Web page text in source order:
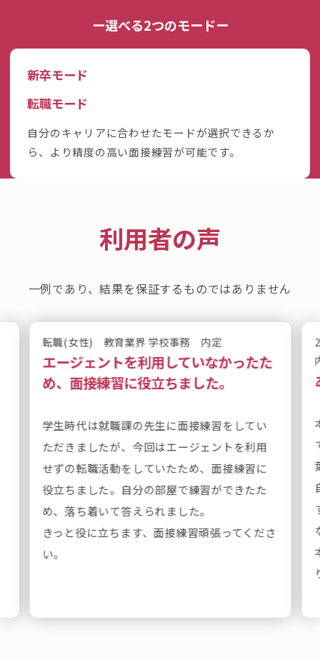
ー選べる2つのモードー
新卒モード
転職モード
自分のキャリアに合わせたモードが選択できるか
ら、より精度の高い面接練習が可能です。
利用者の声
一例であり、結果を保証するものではありません
転職(女性) 教育業界 学校事務 内定
エージェントを利用していなかったた
め、面接練習に役立ちました。
学生時代は就職課の先生に面接練習をしてい
ただきましたが、今回はエージェントを利用
せずの転職活動をしていたため、面接練習に
役立ちました。自分の部屋で練習ができたた
め、落ち着いて答えられました。
きっと役に立ちます、面接練習頑張ってくださ
い。